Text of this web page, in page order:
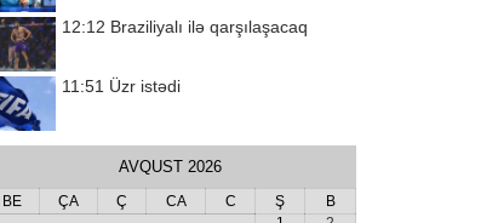
12:12 Braziliyalı ilə qarşılaşacaq
11:51 Üzr istədi
AVQUST 2026
BE ÇA Ç CA C Ş
B